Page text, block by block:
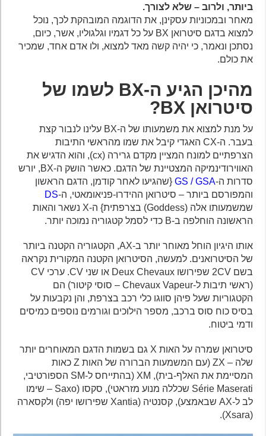
ביותר, ולרוב – שלא לצורך.
מאחר ובמכוניות עסקינן, את הדוגמה המובהקת לכך, נוכל
למצוא בדגם סיטרואן BX על כל דגמיו וגלגוליו, אשר, כיום,
נסתכן ונאמר, כי יהיה קשה מאד למצוא, ולו אדם אחד, שמכיר
את כולם.
מהיכן הגיע ה-BX לשמו של
סיטרואן BX?
על מנת למצוא את משמעותו של ה-BX עלינו לנבור קצת
בעבר. ה-CX האגדי קיבל את שמו מהראשי התיבות
הצרפתיים למונח המציין מקדם גרירה (cx), והוא הדגיש את
האווירודינמיקה המצטיינת של הדגם. כאשר הושק ה-BX, יורש
סדרות ה- GS / GSA{שהגיעו לאחר קודמן, הדגם הראשון
והמפורסם ביותר – סיטרואן ההידרו-פניאומאטי, ה- DS
שמשמעותו אלה (Goddess) בצרפתית} ה-X נשאר והאות
הראשונה הוחלפה ב-B כדי לסמל קטגוריה נמוכה יותר.
אותו היגיון הוחל מאוחר יותר ב-AX, הקטגוריה הקטנה ביותר
של הסיטרואנים. למעשה, הסיטרואן הקטנה המקורית נקראה
בשם 2CV שפירושו Deux Chevaux או שני CV. ערכי CV
(ראשי תיבות ל-Chevaux Vapeur – סוסי קיטור) הם
הקטגוריות שעל פיהן סווגו כלי רכב בצרפת, והן נקבעות על
בסיס כוח סוס ברכב, מספר הילוכים וגורמים נוספים כמיסים
ודמי ביטוח.
סיטרואן שמרה על האות X גם בשמות הדגם המאוחרים יותר
שלה – ZX (עם המשמעות הברורה של האות Z כאות
המסיימת את האלף-בית), XM (בהתייחס ל-SM הספורטיבי,
Série Maserati שכללה מנוע מזראטי), סקסו (Saxo – שימו
לב ל-AX שבאמצע), קסנטיה (Xantia שפירושו יפה) ולקסארה